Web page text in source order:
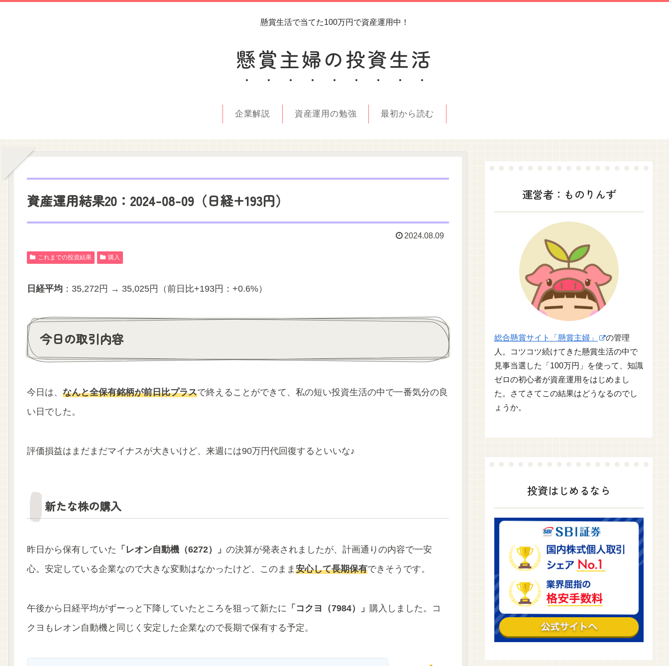
懸賞生活で当てた100万円で資産運用中！
懸賞主婦の投資生活
企業解説 資産運用の勉強 最初から読む
資産運用結果20：2024-08-09（日経+193円）
2024.08.09
これまでの投資結果 購入
日経平均 ：35,272円 → 35,025円（前日比+193円：+0.6%）
今日の取引内容
今日は、 なんと全保有銘柄が前日比プラスで終えることができて、私の短い投資生活の中で一番気分の良
い日でした。
評価損益はまだまだマイナスが大きいけど、来週には90万円代回復するといいな♪
新たな株の購入
昨日から保有していた 「レオン自動機（6272）」 の決算が発表されましたが、計画通りの内容で一安
心。安定している企業なので大きな変動はなかったけど、このまま 安心して長期保有できそうです。
午後から日経平均がずーっと下降していたところを狙って新たに 「コクヨ（7984）」 購入しました。コ
クヨもレオン自動機と同じく安定した企業なので長期で保有する予定。
運営者：ものりんず
総合懸賞サイト「懸賞主婦」
の管理
人。コツコツ続けてきた懸賞生活の中で
見事当選した「100万円」を使って、知識
ゼロの初心者が資産運用をはじめまし
た。さてさてこの結果はどうなるのでし
ょうか。
投資はじめるなら